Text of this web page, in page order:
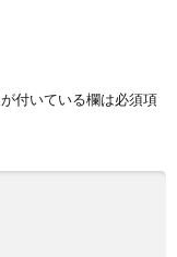
が付いている欄は必須項